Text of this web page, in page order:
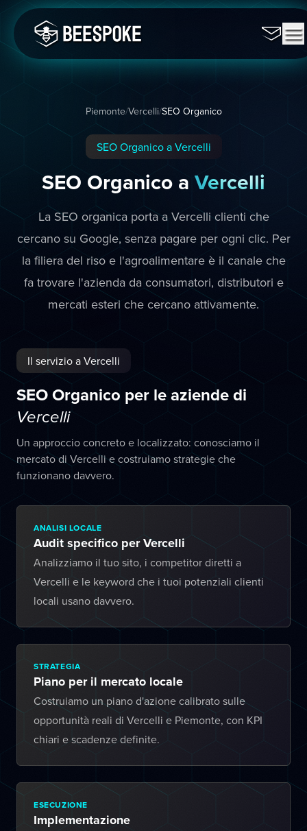
Piemonte/Vercelli/SEO Organico
SEO Organico a Vercelli
SEO Organico a Vercelli
La SEO organica porta a Vercelli clienti che
cercano su Google, senza pagare per ogni clic. Per
la filiera del riso e l'agroalimentare è il canale che
fa trovare l'azienda da consumatori, distributori e
mercati esteri che cercano attivamente.
Il servizio a Vercelli
SEO Organico per le aziende di
Vercelli
Un approccio concreto e localizzato: conosciamo il
mercato di Vercelli e costruiamo strategie che
funzionano davvero.
ANALISI LOCALE
Audit specifico per Vercelli
Analizziamo il tuo sito, i competitor diretti a
Vercelli e le keyword che i tuoi potenziali clienti
locali usano davvero.
STRATEGIA
Piano per il mercato locale
Costruiamo un piano d'azione calibrato sulle
opportunità reali di Vercelli e Piemonte, con KPI
chiari e scadenze definite.
ESECUZIONE
Implementazione